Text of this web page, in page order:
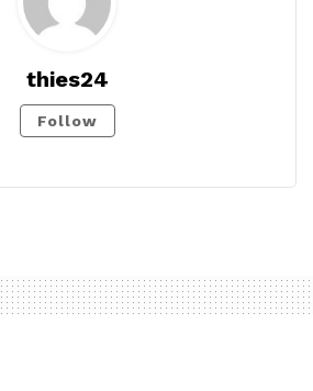
thies24
Follow